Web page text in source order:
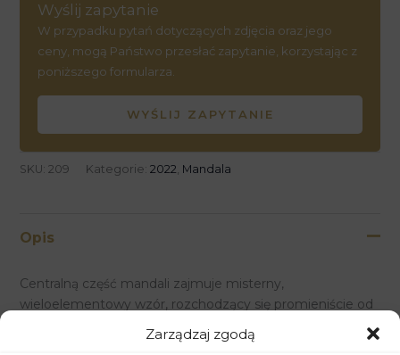
Zarządzaj zgodą
Wyślij zapytanie
W przypadku pytań dotyczących zdjęcia oraz jego
ceny, mogą Państwo przesłać zapytanie, korzystając z
poniższego formularza.
WYŚLIJ ZAPYTANIE
SKU: 209 Kategorie: 2022 Mandala
Opis
Centralną część mandali zajmuje misterny,
wieloelementowy wzór, rozchodzący się promieniście od
środka. Organiczne kształty przypominające kwiaty, liście i
stylizowane ornamenty splatają się z geometrycznymi